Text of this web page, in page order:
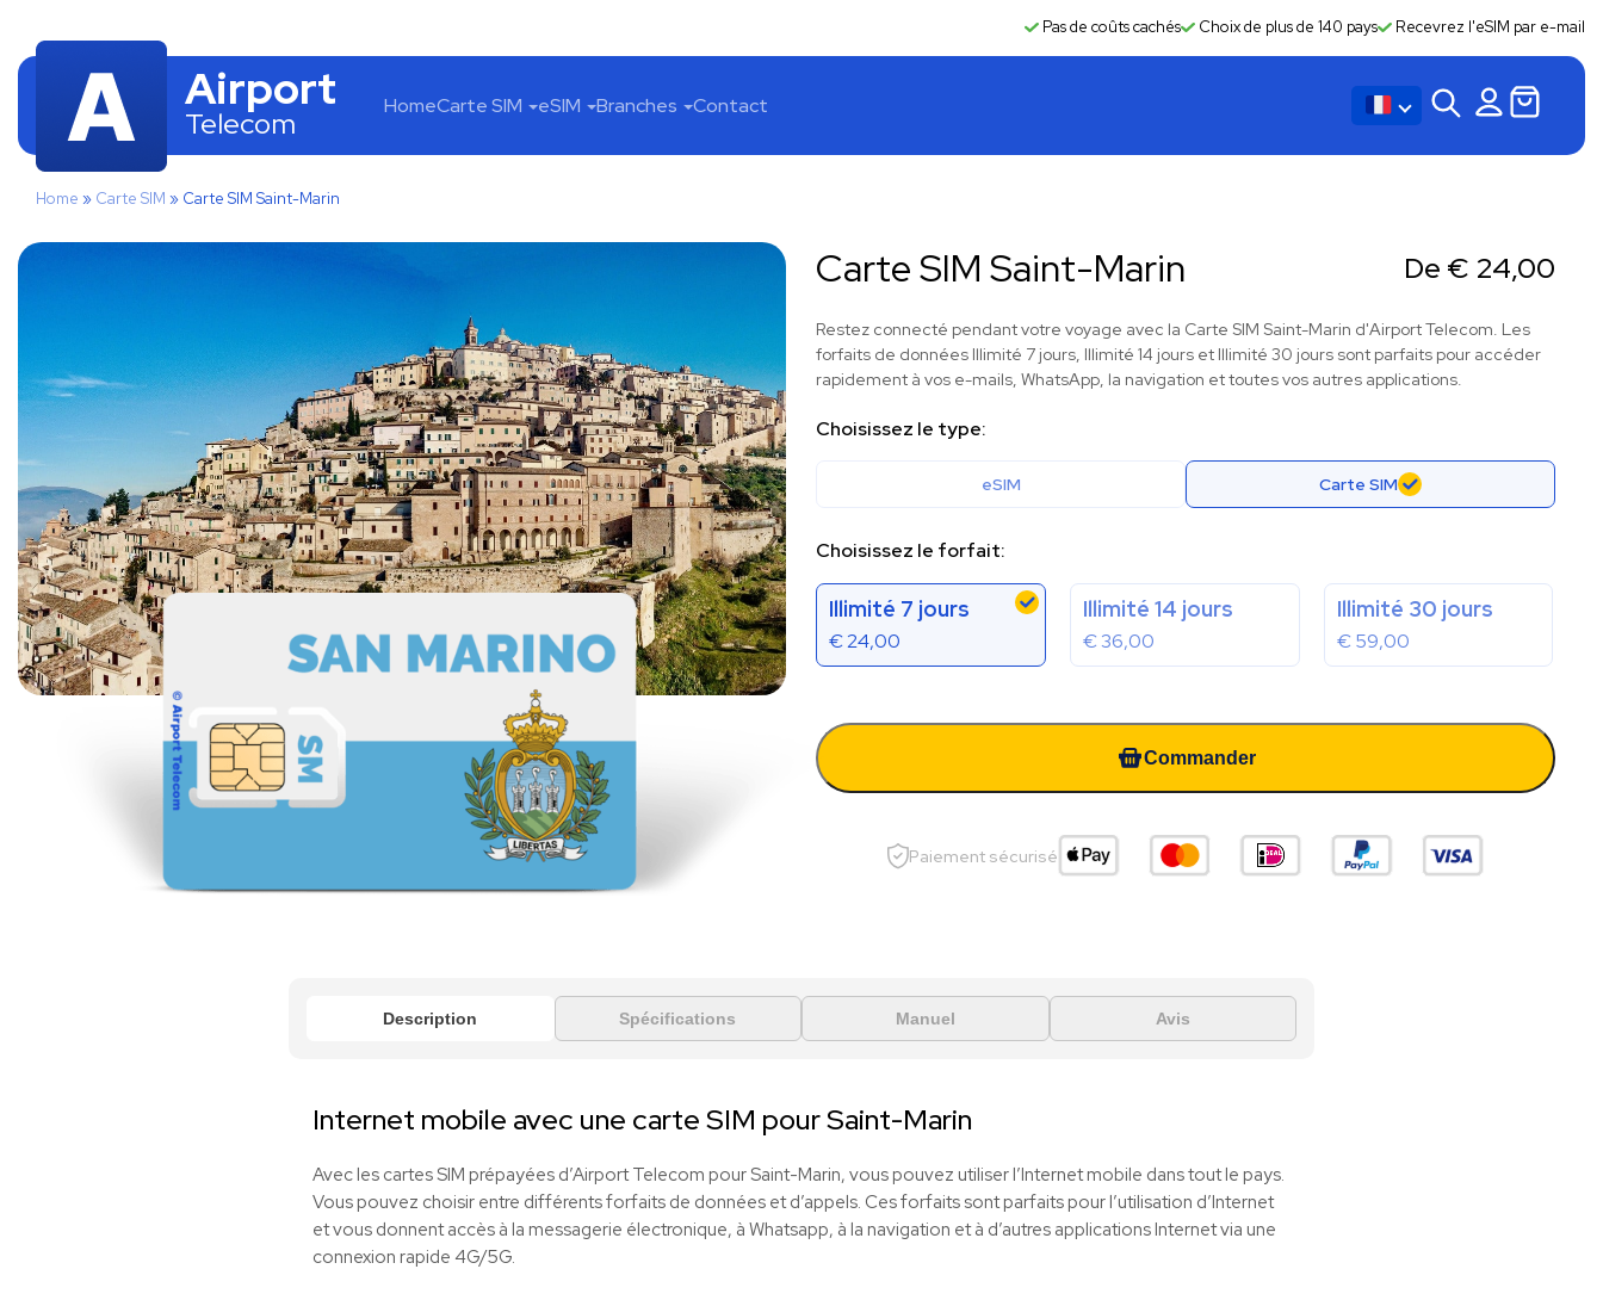
Pas de coûts cachés Choix de plus de 140 pays Recevrez l'eSIM par e-mail
Airport
Telecom HomeCarte SIM eSIM Branches Contact
Home » Carte SIM » Carte SIM Saint-Marin
Carte SIM Saint-Marin De € 24,00
Restez connecté pendant votre voyage avec la Carte SIM Saint-Marin d'Airport Telecom. Les
forfaits de données Illimité 7 jours, Illimité 14 jours et Illimité 30 jours sont parfaits pour accéder
rapidement à vos e-mails, WhatsApp, la navigation et toutes vos autres applications.
Choisissez le type:
eSIM Carte SIM
Choisissez le forfait:
Illimité 7 jours
€24,00
Illimité 14 jours
€36,00
Illimité 30 jours
€59,00
Commander
Paiement sécurisé
Description Spécifications Manuel Avis
Internet mobile avec une carte SIM pour Saint-Marin
Avec les cartes SIM prépayées d’Airport Telecom pour Saint-Marin, vous pouvez utiliser l’Internet mobile dans tout le pays.
Vous pouvez choisir entre différents forfaits de données et d’appels. Ces forfaits sont parfaits pour l’utilisation d’Internet
et vous donnent accès à la messagerie électronique, à Whatsapp, à la navigation et à d’autres applications Internet via une
connexion rapide 4G/5G.